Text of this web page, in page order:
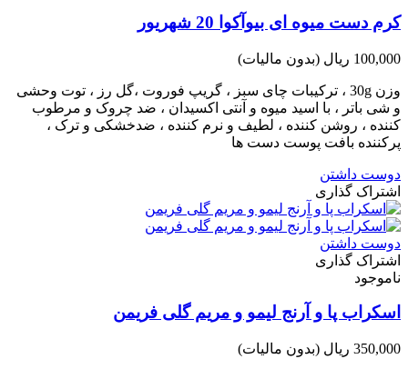
کرم دست میوه ای بیوآکوا 20 شهریور
100,000 ریال (بدون مالیات)
وزن 30g ، ترکیبات چای سبز ، گریپ فوروت ،گل رز ، توت وحشی
و شی باتر ، با اسید میوه و آنتی اکسیدان ، ضد چروک و مرطوب
کننده ، روشن کننده ، لطیف و نرم کننده ، ضدخشکی و ترک ،
پرکننده بافت پوست دست ها
دوست داشتن
اشتراک گذاری
دوست داشتن
اشتراک گذاری
ناموجود
اسکراب پا و آرنج لیمو و مریم گلی فریمن
350,000 ریال (بدون مالیات)